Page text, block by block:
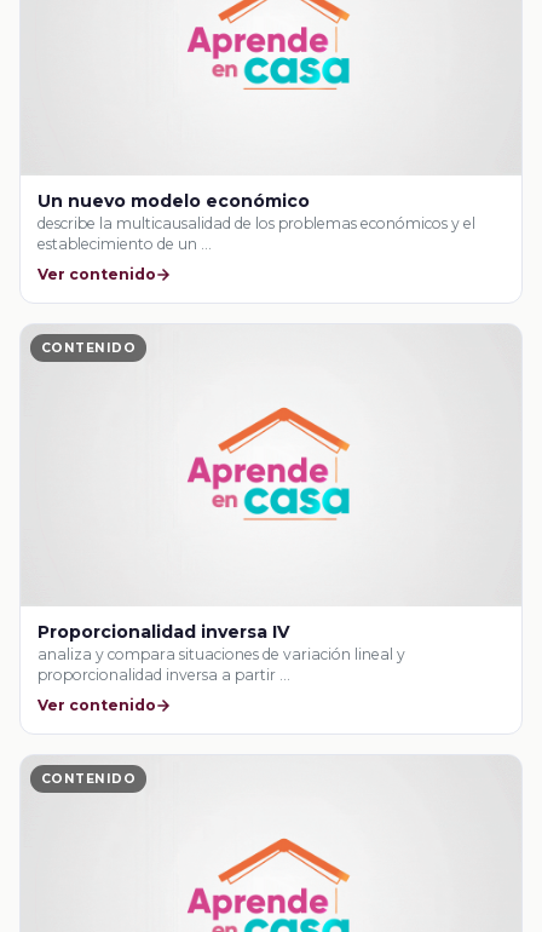
Un nuevo modelo económico
describe la multicausalidad de los problemas económicos y el
establecimiento de un …
Ver contenido
CONTENIDO
Proporcionalidad inversa IV
analiza y compara situaciones de variación lineal y
proporcionalidad inversa a partir …
Ver contenido
CONTENIDO